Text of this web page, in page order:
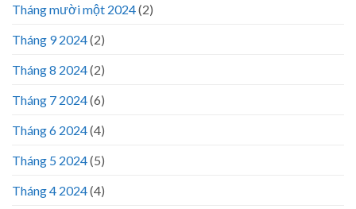
Tháng mười một 2024(2)
Tháng 9 2024(2)
Tháng 8 2024(2)
Tháng 7 2024(6)
Tháng 6 2024(4)
Tháng 5 2024(5)
Tháng 4 2024(4)